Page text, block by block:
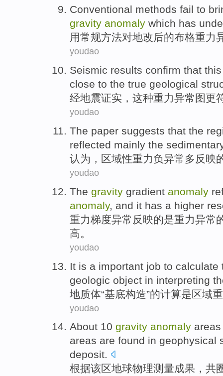
Conventional methods fail to
gravity anomaly which has
用常规方法对地改后的布格重力
youdao
Seismic results confirm that this
close to the true geological
经地震证实 ， 这种重力异常 图更
youdao
The paper suggests that the
reflected mainly the
认为 ， 区域性重力负异常多 反映
youdao
The gravity gradient anomaly
anomaly, and it has a higher
重力梯度异常 反映的是重力异常
高。
youdao
It is a important job to calculate
geologic object in interpreting
地质体“基底构造”的计算是区域
youdao
About 10 gravity anomaly areas
areas are found in geophysical
deposit.
根据该区地球物理测量成果， 共